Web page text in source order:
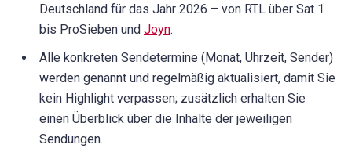
Deutschland für das Jahr 2026 – von RTL über Sat 1
bis ProSieben und Joyn.
Alle konkreten Sendetermine (Monat, Uhrzeit, Sender)
werden genannt und regelmäßig aktualisiert, damit Sie
kein Highlight verpassen; zusätzlich erhalten Sie
einen Überblick über die Inhalte der jeweiligen
Sendungen.